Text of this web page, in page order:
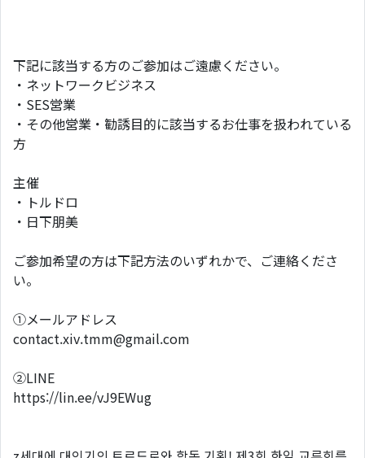
下記に該当する方のご参加はご遠慮ください。
・ネットワークビジネス
・SES営業
・その他営業・勧誘目的に該当するお仕事を扱われている
方
主催
・トルドロ
・日下朋美
ご参加希望の方は下記方法のいずれかで、ご連絡くださ
い。
①メールアドレス
contact.xiv.tmm@gmail.com
②LINE
https://lin.ee/vJ9EWug